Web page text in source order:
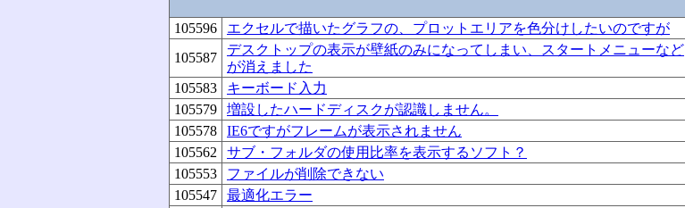
105596
エクセルで描いたグラフの、プロットエリアを色分けしたいのですが
105587
デスクトップの表示が壁紙のみになってしまい、スタートメニューなど
が消えました
105583
キーボード入力
105579
増設したハードディスクが認識しません。
105578
IE6ですがフレームが表示されません
105562
サブ・フォルダの使用比率を表示するソフト？
105553
ファイルが削除できない
105547
最適化エラー